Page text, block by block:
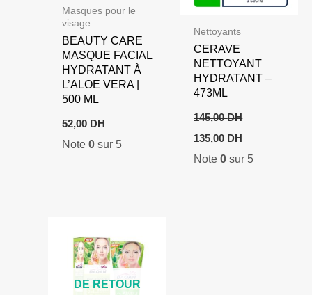
Masques pour le
visage
BEAUTY CARE
MASQUE FACIAL
HYDRATANT À
L’ALOE VERA |
500 ML
52,00 DH
Note 0sur 5
Nettoyants
CERAVE
NETTOYANT
HYDRATANT –
473ML
145,00DH
Le
prix
initial
135,00 DH
actuel
Note0 sur 5
DE RETOUR